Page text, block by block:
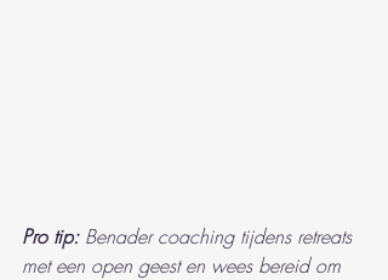
Pro tip: Benader coaching tijdens retreats
met een open geest en wees bereid om